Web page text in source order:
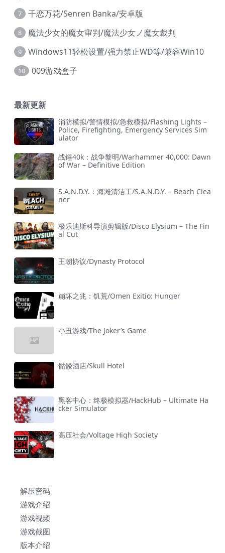
7 千恋万花/Senren Banka/安卓版
8 魔法少女的魔女审判/魔法少女ノ魔女裁判
9 Windows11轻松设置/强力禁止WD等/兼容Win10
10 009游戏盒子
最新更新
消防模拟/警情模拟/急救模拟/Flashing Lights –
Police, Firefighting, Emergency Services Sim
ulator
战锤40k：战争黎明/Warhammer 40,000: Dawn
of War – Definitive Edition
S.A.N.D.Y.：海滩清洁工/S.A.N.D.Y. – Beach Clea
ner
极乐迪斯科导演剪辑版/Disco Elysium – The Fin
al Cut
王朝协议/Dynasty Protocol
崩坏之兆：饥荒/Omen Exitio: Hunger
小丑游戏/The Joker’s Game
骷髅酒店/Skull Hotel
黑客中心：终极模拟器/HackHub – Ultimate Ha
cker Simulator
高压社会/Voltage High Society
解压密码
游戏介绍
游戏视频
游戏截图
版本介绍